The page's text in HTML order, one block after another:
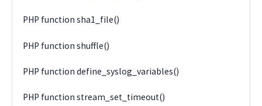
PHP function sha1_file()
PHP function shuffle()
PHP function define_syslog_variables()
PHP function stream_set_timeout()